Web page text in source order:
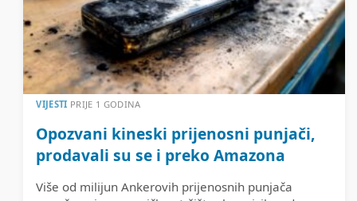
VIJESTI PRIJE 1 GODINA
Opozvani kineski prijenosni punjači,
prodavali su se i preko Amazona
Više od milijun Ankerovih prijenosnih punjača